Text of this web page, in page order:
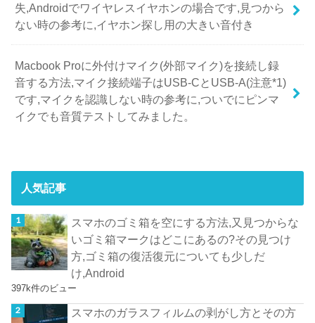
失,Androidでワイヤレスイヤホンの場合です,見つから
ない時の参考に,イヤホン探し用の大きい音付き
Macbook Proに外付けマイク(外部マイク)を接続し録
音する方法,マイク接続端子はUSB-CとUSB-A(注意*1)
です,マイクを認識しない時の参考に,ついでにピンマ
イクでも音質テストしてみました。
人気記事
スマホのゴミ箱を空にする方法,又見つからな
いゴミ箱マークはどこにあるの?その見つけ
方,ゴミ箱の復活復元についても少しだ
け,Android
397k件のビュー
スマホのガラスフィルムの剥がし方とその方